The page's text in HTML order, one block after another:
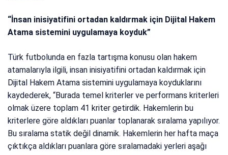
“İnsan inisiyatifini ortadan kaldırmak için Dijital Hakem
Atama sistemini uygulamaya koyduk”
Türk futbolunda en fazla tartışma konusu olan hakem
atamalarıyla ilgili, insan inisiyatifini ortadan kaldırmak için
Dijital Hakem Atama sistemini uygulamaya koyduklarını
kaydederek, “Burada temel kriterler ve performans kriterleri
olmak üzere toplam 41 kriter getirdik. Hakemlerin bu
kriterlere göre aldıkları puanlar toplanarak sıralama yapılıyor.
Bu sıralama statik değil dinamik. Hakemlerin her hafta maça
çıktıkça aldıkları puanlara göre sıralamadaki yerleri aşağı